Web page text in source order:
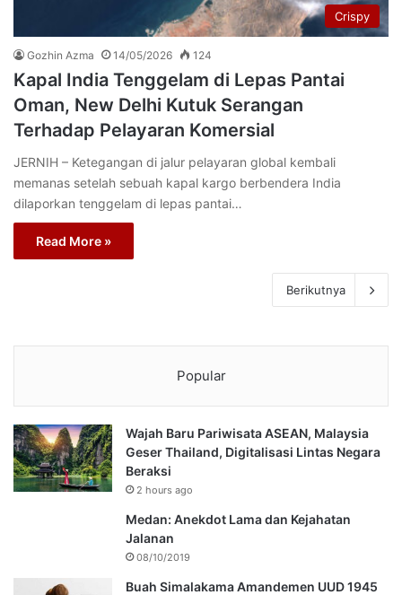
Crispy
Gozhin Azma 14/05/2026 124
Kapal India Tenggelam di Lepas Pantai
Oman, New Delhi Kutuk Serangan
Terhadap Pelayaran Komersial
JERNIH – Ketegangan di jalur pelayaran global kembali
memanas setelah sebuah kapal kargo berbendera India
dilaporkan tenggelam di lepas pantai…
Read More »
Berikutnya
Popular
Wajah Baru Pariwisata ASEAN, Malaysia
Geser Thailand, Digitalisasi Lintas Negara
Beraksi
2 hours ago
Medan: Anekdot Lama dan Kejahatan
Jalanan
08/10/2019
Buah Simalakama Amandemen UUD 1945